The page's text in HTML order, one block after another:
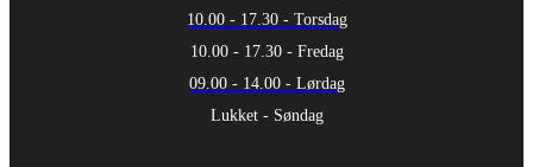
10.00 - 17.30 - Torsdag
10.00 - 17.30 - Fredag
09.00 - 14.00 - Lørdag
Lukket - Søndag